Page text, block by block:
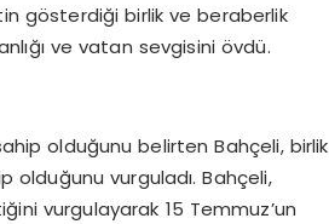
gösterdiği birlik ve beraberlik
ve vatan sevgisini övdü.
olduğunu belirten Bahçeli, birlik
olduğunu vurguladı. Bahçeli,
vurgulayarak 15 Temmuz’un